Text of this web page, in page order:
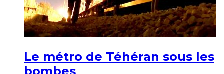
Le métro de Téhéran sous les
bombes